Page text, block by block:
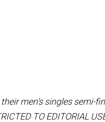
men’s singles
TO EDITORIAL